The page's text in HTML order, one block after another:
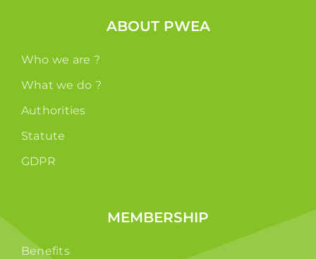
ABOUT PWEA
Who we are ?
What we do ?
Authorities
Statute
GDPR
MEMBERSHIP
Benefits